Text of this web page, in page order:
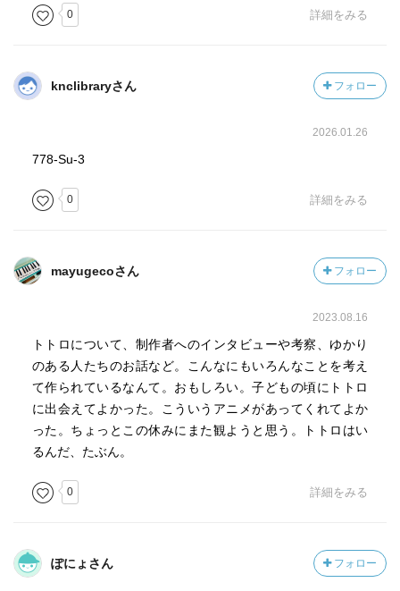
ている、顔も他の子に似てどれがサツキかわからないくら
いで、それでいんだ。お気に入りは、サツキがどなったあ
ていられないほどで自己防衛で寝る。その後おばあちゃん
の前で泣くサツキを見て、メイは初めてこれは大変だとわ
けばお母さんは元気になると言っていた、お母さんが大好
きなメイが取ったものだからきかないわけがない、と。あ
るんじゃないか。
■宮崎駿、糸井重里との対談で。二歳半から五歳までなんだ
な。孫に対しては演技的にでも、恐ろしくて不思議で不気
ト（司祭）的な交通によって、トトロと交信した。カミと
は超すごいモノであって、日本人の霊的ファイルをすべて
とりこむ霊的フォルダ。ルドルフ・オットーのいわるる聖
なる体験ヌミノーゼ、畏怖（コワーイ）と魅惑（ステキー
ッ）という両極感情を生起させる存在が森のヌシ神トト
ロ。ここで南方熊楠と宮沢賢治の「生態智」。１、日本の
カミガミの原風景としてのトトロ、２、日本のカミガミの
弱体化と蘇りを希求する千と千尋、３、日本のカミガミの
望む、アニメは新約聖書的・顕示録的に救いが実現する。
0 詳細をみる
knclibraryさん フォロー
2026.01.26
778-Su-3
0 詳細をみる
mayugecoさん フォロー
2023.08.16
トトロについて、制作者へのインタビューや考察、ゆかり
のある人たちのお話など。こんなにもいろんなことを考え
て作られているなんて。おもしろい。子どもの頃にトトロ
に出会えてよかった。こういうアニメがあってくれてよか
った。ちょっとこの休みにまた観ようと思う。トトロはい
るんだ、たぶん。
0 詳細をみる
ぽにょさん フォロー